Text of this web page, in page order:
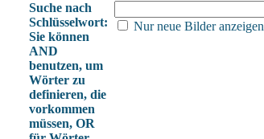
Suche nach
Schlüsselwort:
Sie können
AND
benutzen, um
Wörter zu
definieren, die
vorkommen
müssen, OR
Nur neue Bilder anzeigen